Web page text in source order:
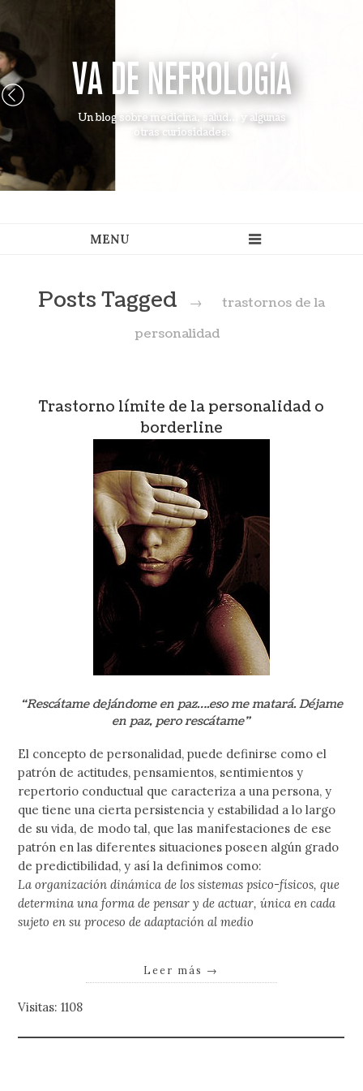
VA DE NEFROLOGÍA
Un blog sobre medicina, salud... y algunas
otras curiosidades.
Posts Tagged →
trastornos de la
personalidad
Trastorno límite de la personalidad o
borderline
“Rescátame dejándome en paz….eso me matará. Déjame
en paz, pero rescátame”
El concepto de personalidad, puede definirse como el
patrón de actitudes, pensamientos, sentimientos y
repertorio conductual que caracteriza a una persona, y
que tiene una cierta persistencia y estabilidad a lo largo
de su vida, de modo tal, que las manifestaciones de ese
patrón en las diferentes situaciones poseen algún grado
de predictibilidad, y así la definimos como:
La organización dinámica de los sistemas psico-físicos, que
determina una forma de pensar y de actuar, única en cada
sujeto en su proceso de adaptación al medio
Leer más →
Visitas: 1108